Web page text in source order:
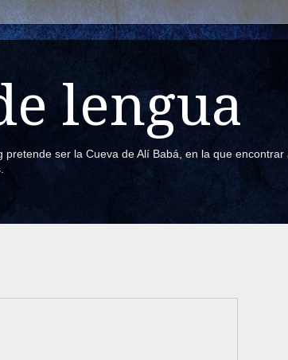
lengua
ser la Cueva de Alí Babá, en la que